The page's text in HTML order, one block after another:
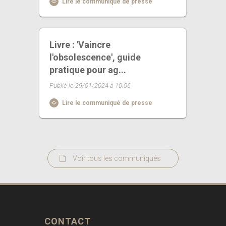
Lire le communiqué de presse
Livre : 'Vaincre
l'obsolescence', guide
pratique pour ag...
Publié le 29/01/2024 à 10:06
Lire le communiqué de presse
Voir tous les communiqués
CONTACT